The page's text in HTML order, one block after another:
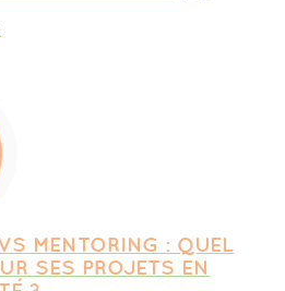
MENTORING : QUEL
SES PROJETS EN